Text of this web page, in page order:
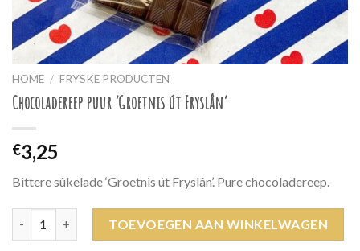
HOME / FRYSKE PRODUCTEN
Chocoladereep puur ‘Groetnis út Fryslân’
€3,25
Bittere sûkelade ‘Groetnis út Fryslân’. Pure chocoladereep.
TOEVOEGEN AAN WINKELWAGEN